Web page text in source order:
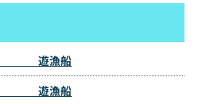
遊漁船
遊漁船